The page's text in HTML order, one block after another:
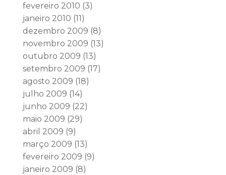
fevereiro 2010 (3)
janeiro 2010 (11)
dezembro 2009 (8)
novembro 2009 (13)
outubro 2009 (13)
setembro 2009 (17)
agosto 2009 (18)
julho 2009 (14)
junho 2009 (22)
maio 2009 (29)
abril 2009 (9)
março 2009 (13)
fevereiro 2009 (9)
janeiro 2009 (8)